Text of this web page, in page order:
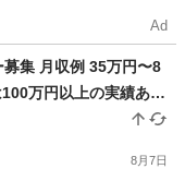
Ad
円〜8
万円以上の実績あり
第で高収入も可能
8月7日